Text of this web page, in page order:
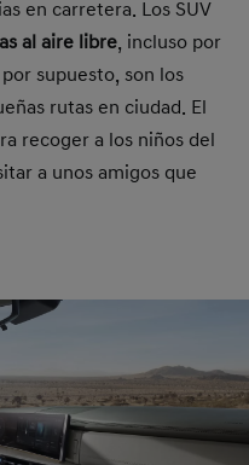
en carretera. Los SUV
al aire libre, incluso por
supuesto, son los
rutas en ciudad. El
recoger a los niños del
a unos amigos que